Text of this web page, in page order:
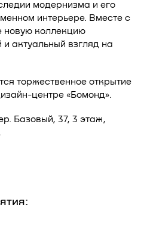
модернизма и его
интерьере. Вместе с
новую коллекцию
актуальный взгляд на
торжественное открытие
центре «Бомонд».
Базовый, 37, 3 этаж,